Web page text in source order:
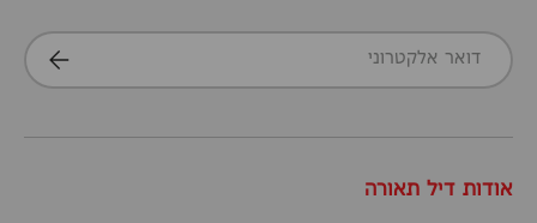
דואר אלקטרוני
הרשמה
אודות דיל תאורה